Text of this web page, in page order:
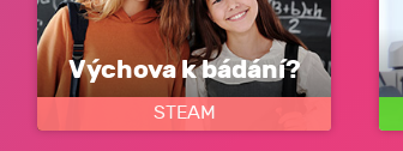
Výchova k bádání?
STEAM